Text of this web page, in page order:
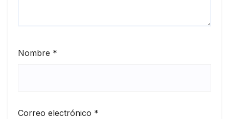
Nombre *
Correo electrónico *